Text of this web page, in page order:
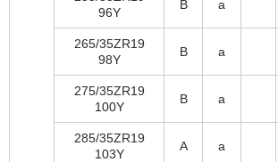
96Y
B a
265/35ZR19
98Y
B a
275/35ZR19
100Y
B a
285/35ZR19
103Y
A a